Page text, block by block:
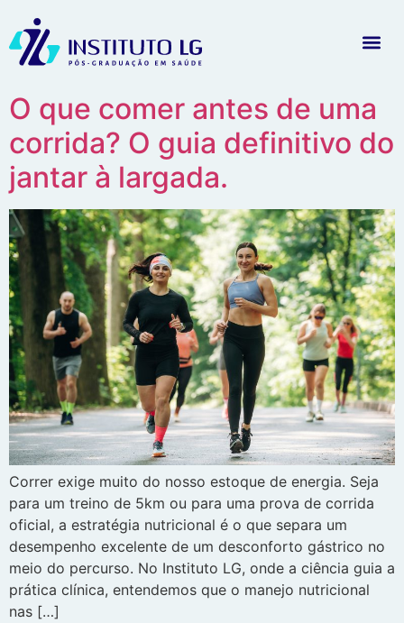
O que comer antes de uma
corrida? O guia definitivo do
jantar à largada.
Correr exige muito do nosso estoque de energia. Seja
para um treino de 5km ou para uma prova de corrida
oficial, a estratégia nutricional é o que separa um
desempenho excelente de um desconforto gástrico no
meio do percurso. No Instituto LG, onde a ciência guia a
prática clínica, entendemos que o manejo nutricional
nas […]